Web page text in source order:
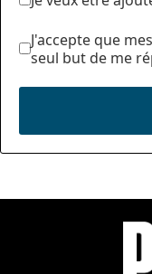
J'accepte que
seul but de me